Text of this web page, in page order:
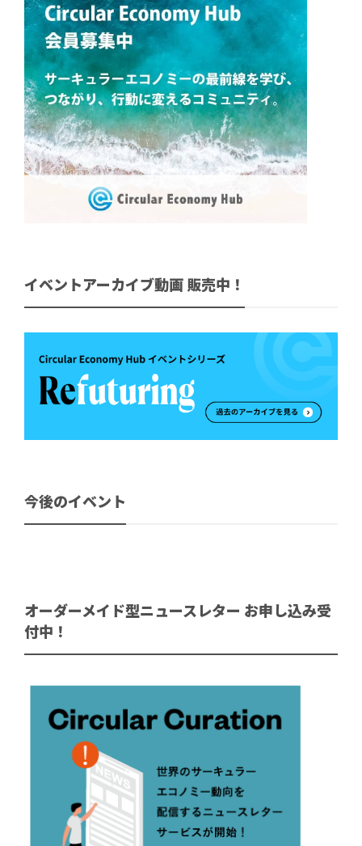
イベントアーカイブ動画 販売中！
今後のイベント
オーダーメイド型ニュースレター お申し込み受
付中！